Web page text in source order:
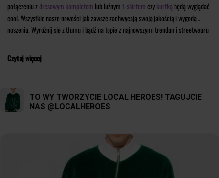
połączeniu zdresowym kompletem lub luźnymt-shirtemczykurtką będą wyglądać
cool. Wszystkie nasze nowości jak zawsze zachwycają swoją jakością i wygodą
noszenia. Wyróżnij się z tłumu i bądź na topie z najnowszymi trendami streetwearu
Czytaj więcej